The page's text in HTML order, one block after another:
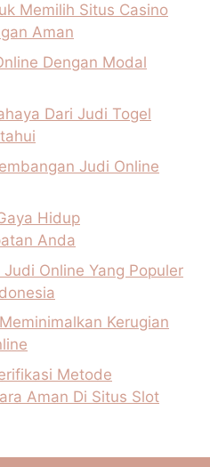
Memilih Situs Casino
Aman
Dengan Modal
Dari Judi Togel
Judi Online
Hidup
Anda
Online Yang Populer
Kerugian
Metode
Aman Di Situs Slot